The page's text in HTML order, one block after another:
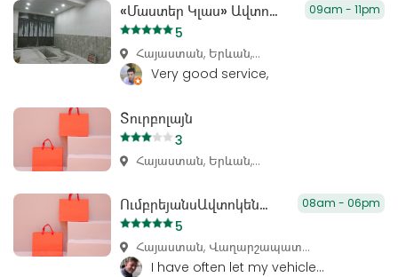
«Մաստեր Կլաս» Ավտոսերվիս 09am - 11pm
5
Հայաստան, Երևան,...
Very good service,
Տուրբոլայն
3
Հայաստան, Երևան,...
ՈւմբրեյանսԱվտոկենտրոն 08am - 06pm
5
Հայաստան, Վաղարշապատ...
I have often let my vehicle...